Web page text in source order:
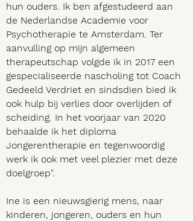
hun ouders. Ik ben afgestudeerd aan
de Nederlandse Academie voor
Psychotherapie te Amsterdam. Ter
aanvulling op mijn algemeen
therapeutschap volgde ik in 2017 een
gespecialiseerde nascholing tot Coach
Gedeeld Verdriet en sindsdien bied ik
ook hulp bij verlies door overlijden of
scheiding. In het voorjaar van 2020
behaalde ik het diploma
Jongerentherapie en tegenwoordig
werk ik ook met veel plezier met deze
doelgroep".
Ine is een nieuwsgierig mens, naar
kinderen, jongeren, ouders en hun